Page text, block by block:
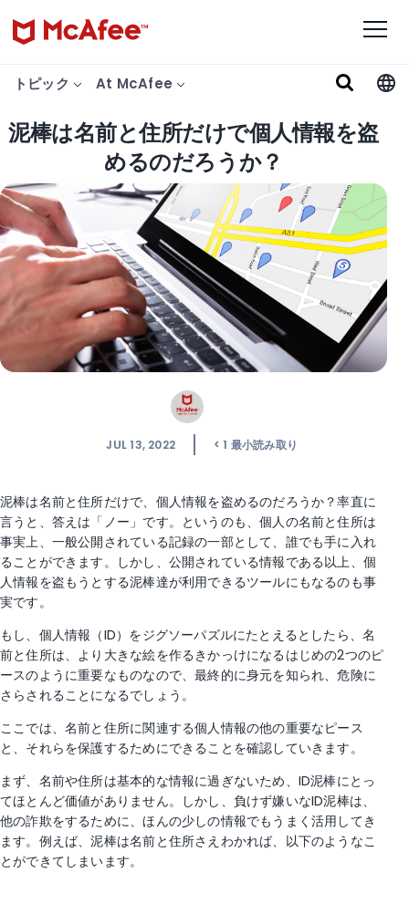
トピック At McAfee
泥棒は名前と住所だけで個人情報を盗
めるのだろうか？
JUL 13, 2022 < 1 最小読み取り
泥棒は名前と住所だけで、個人情報を盗めるのだろうか？率直に
言うと、答えは「ノー」です。というのも、個人の名前と住所は
事実上、一般公開されている記録の一部として、誰でも手に入れ
ることができます。しかし、公開されている情報である以上、個
人情報を盗もうとする泥棒達が利用できるツールにもなるのも事
実です。
もし、個人情報（ID）をジグソーパズルにたとえるとしたら、名
前と住所は、より大きな絵を作るきかっけになるはじめの2つのピ
ースのように重要なものなので、最終的に身元を知られ、危険に
さらされることになるでしょう。
ここでは、名前と住所に関連する個人情報の他の重要なピース
と、それらを保護するためにできることを確認していきます。
まず、名前や住所は基本的な情報に過ぎないため、ID泥棒にとっ
てほとんど価値がありません。しかし、負けず嫌いなID泥棒は、
他の詐欺をするために、ほんの少しの情報でもうまく活用してき
ます。例えば、泥棒は名前と住所さえわかれば、以下のようなこ
とができてしまいます。